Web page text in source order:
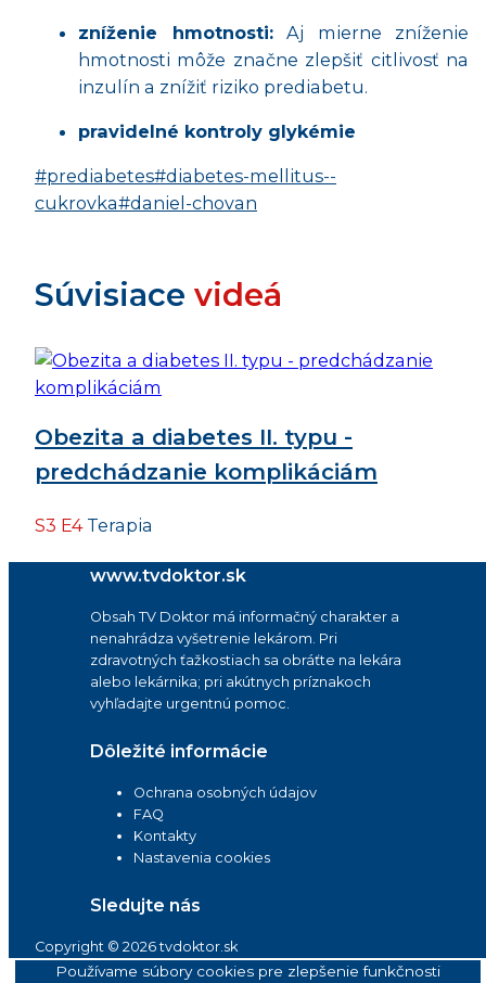
zníženie hmotnosti:Aj mierne zníženie
hmotnosti môže značne zlepšiť citlivosť na
inzulín a znížiť riziko prediabetu.
pravidelné kontroly glykémie
#prediabetes#diabetes-mellitus--
cukrovka#daniel-chovan
Súvisiace videá
Obezita a diabetes II. typu -
predchádzanie komplikáciám
S3 E4Terapia
www.tvdoktor.sk
Obsah TV Doktor má informačný charakter a
nenahrádza vyšetrenie lekárom. Pri
zdravotných ťažkostiach sa obráťte na lekára
alebo lekárnika; pri akútnych príznakoch
vyhľadajte urgentnú pomoc.
Dôležité informácie
Ochrana osobných údajov
FAQ
Kontakty
Nastavenia cookies
Sledujte nás
Copyright © 2026 tvdoktor.sk
Používame súbory cookies pre zlepšenie funkčnosti